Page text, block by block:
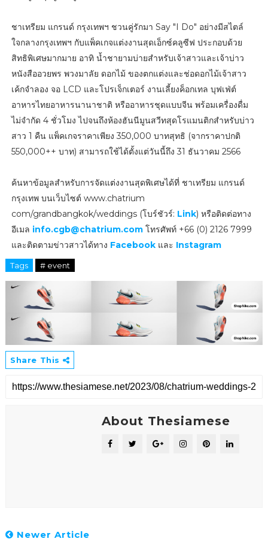
ชาเทรียม แกรนด์ กรุงเทพฯ ชวนคู่รักมา Say "I Do" อย่างมีสไตล์
ใจกลางกรุงเทพฯ กับแพ็คเกจแต่งงานสุดเอ็กซ์คลูซีฟ ประกอบด้วย
สิทธิพิเศษมากมาย อาทิ น้ำชายามบ่ายสำหรับเจ้าสาวและเจ้าบ่าว
หนังสืออวยพร พวงมาลัย ดอกไม้ ของตกแต่งและช่อดอกไม้เจ้าสาว
เค้กจำลอง จอ LCD และโปรเจ็กเตอร์ งานเลี้ยงค็อกเทล บุฟเฟ่ต์
อาหารไทยอาหารนานาชาติ หรืออาหารชุดแบบจีน พร้อมเครื่องดื่ม
ไม่จำกัด 4 ชั่วโมง ไปจนถึงห้องฮันนีมูนสวีทสุดโรแมนติกสำหรับบ่าว
สาว 1 คืน แพ็คเกจราคาเพียง 350,000 บาทสุทธิ (จากราคาปกติ
550,000++ บาท) สามารถใช้ได้ตั้งแต่วันนี้ถึง 31 ธันวาคม 2566
ค้นหาข้อมูลสำหรับการจัดแต่งงานสุดพิเศษได้ที่ ชาเทรียม แกรนด์
กรุงเทพ บนเว็บไซต์ www.chatrium
com/grandbangkok/weddings (โบร์ชัวร์: Link) หรือติดต่อทาง
อีเมล info.cgb@chatrium.comโทรศัพท์ +66 (0) 2126 7999
และติดตามข่าวสาวได้ทาง Facebookและ Instagram
Tags # event
Share This
About Thesiamese
Newer Article